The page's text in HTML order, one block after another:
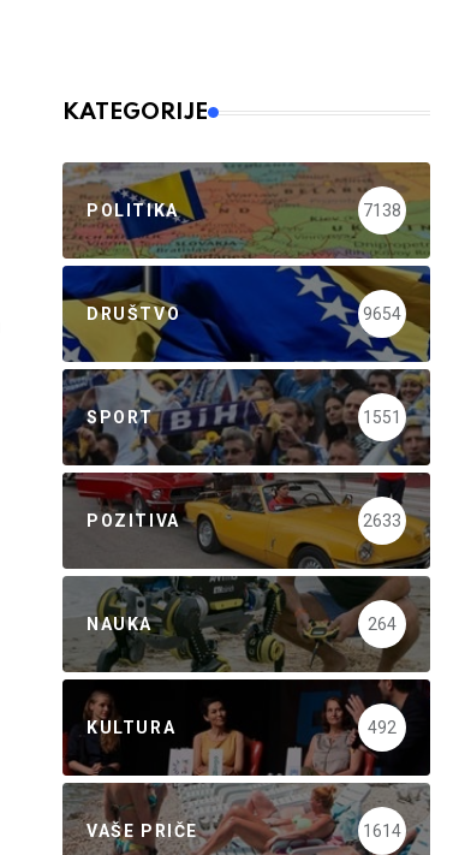
KATEGORIJE
POLITIKA 7138
DRUŠTVO 9654
SPORT 1551
POZITIVA 2633
NAUKA 264
KULTURA 492
VAŠE PRIČE 1614